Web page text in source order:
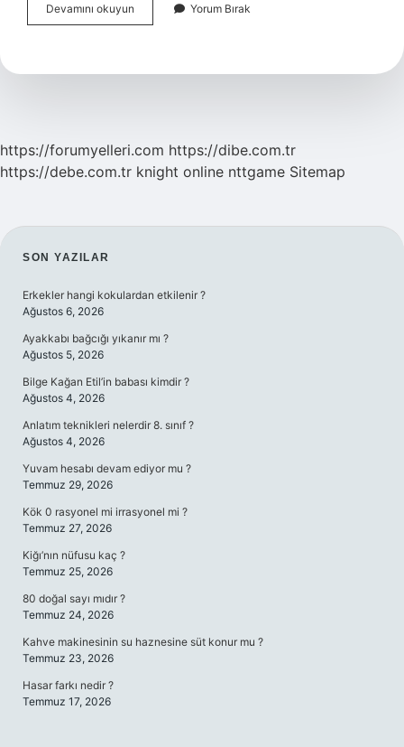
Devamını okuyun Enfeksiyona
Ne
Yorum Bırak
https://forumyelleri.com https://dibe.com.tr
https://debe.com.tr knight online nttgame Sitemap
SIDEBAR
SON YAZILAR
Erkekler hangi kokulardan etkilenir ?
Ağustos 6, 2026
Ayakkabı bağcığı yıkanır mı ?
Ağustos 5, 2026
Bilge Kağan Etil’in babası kimdir ?
Ağustos 4, 2026
Anlatım teknikleri nelerdir 8. sınıf ?
Ağustos 4, 2026
Yuvam hesabı devam ediyor mu ?
Temmuz 29, 2026
Kök 0 rasyonel mi irrasyonel mi ?
Temmuz 27, 2026
Kiğı’nın nüfusu kaç ?
Temmuz 25, 2026
80 doğal sayı mıdır ?
Temmuz 24, 2026
Kahve makinesinin su haznesine süt konur mu ?
Temmuz 23, 2026
Hasar farkı nedir ?
Temmuz 17, 2026